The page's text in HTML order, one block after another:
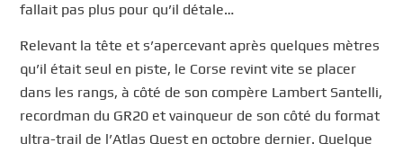
fallait pas plus pour qu’il détale…
Relevant la tête et s’apercevant après quelques mètres
qu’il était seul en piste, le Corse revint vite se placer
dans les rangs, à côté de son compère Lambert Santelli,
recordman du GR20 et vainqueur de son côté du format
ultra-trail de l’Atlas Quest en octobre dernier. Quelque